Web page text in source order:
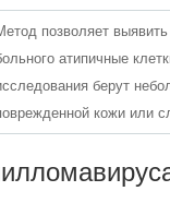
позволяет
атипичные
берут
кожи или